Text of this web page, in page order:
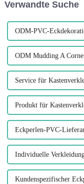
Fenstern verwendet.
Verwandte Suche
ODM-PVC-
ODM Mudding A
Service für
Produkt für
Eckperlen-PVC-
Individuelle
Kundenspezifischer